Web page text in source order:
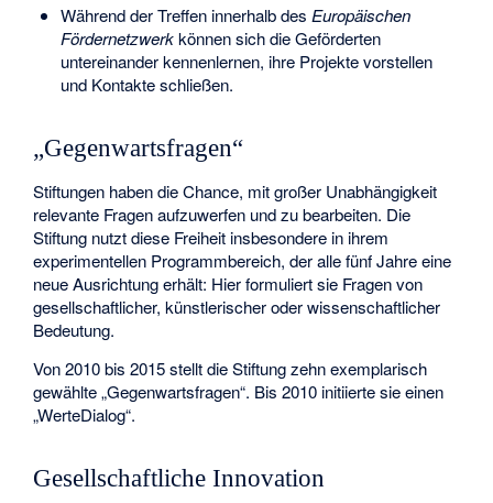
Während der Treffen innerhalb des Europäischen
Fördernetzwerkkönnen sich die Geförderten
untereinander kennenlernen, ihre Projekte vorstellen
und Kontakte schließen.
„Gegenwartsfragen“
Stiftungen haben die Chance, mit großer Unabhängigkeit
relevante Fragen aufzuwerfen und zu bearbeiten. Die
Stiftung nutzt diese Freiheit insbesondere in ihrem
experimentellen Programmbereich, der alle fünf Jahre eine
neue Ausrichtung erhält: Hier formuliert sie Fragen von
gesellschaftlicher, künstlerischer oder wissenschaftlicher
Bedeutung.
Von 2010 bis 2015 stellt die Stiftung zehn exemplarisch
gewählte „Gegenwartsfragen“. Bis 2010 initiierte sie einen
„WerteDialog“.
Gesellschaftliche Innovation